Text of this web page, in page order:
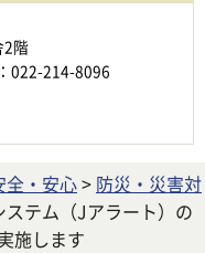
2階
022-214-8096
全・安心> 防災・災害対
テム（Jアラート）の
施します